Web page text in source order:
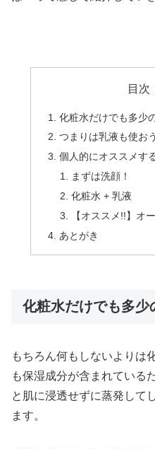
目次
化粧水だけでも多少
つまりは乳液も使お
個人的にオススメす
まずは洗顔！
化粧水 + 乳液
【オススメ!!】オ
あとがき
化粧水だけでも多
もちろん何もしないよりは
も保湿成分が含まれている
と肌に浸透せずに蒸発して
ます。